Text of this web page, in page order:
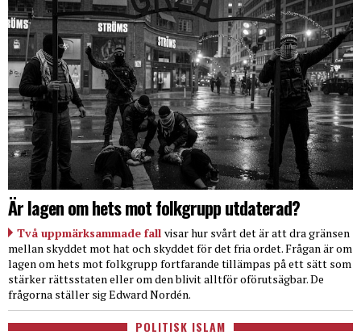
Är lagen om hets mot folkgrupp utdaterad?
Två uppmärksammade fall visar hur svårt det är att dra gränsen
mellan skyddet mot hat och skyddet för det fria ordet. Frågan är om
lagen om hets mot folkgrupp fortfarande tillämpas på ett sätt som
stärker rättsstaten eller om den blivit alltför oförutsägbar. De
frågorna ställer sig Edward Nordén.
POLITISK ISLAM